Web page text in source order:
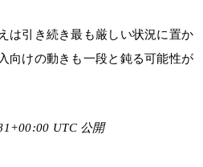
は引き続き最も厳しい状況に置か
向けの動きも一段と鈍る可能性が
UTC 公開